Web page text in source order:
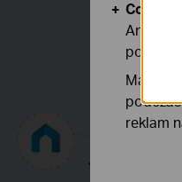
Analiza
reklam